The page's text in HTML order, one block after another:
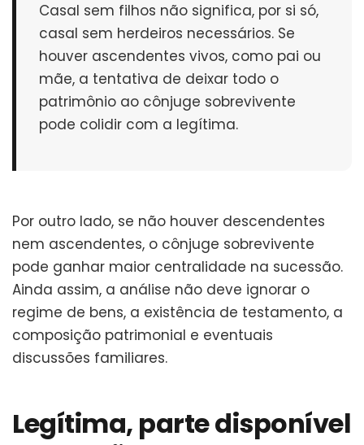
Casal sem filhos não significa, por si só,
casal sem herdeiros necessários. Se
houver ascendentes vivos, como pai ou
mãe, a tentativa de deixar todo o
patrimônio ao cônjuge sobrevivente
pode colidir com a legítima.
Por outro lado, se não houver descendentes
nem ascendentes, o cônjuge sobrevivente
pode ganhar maior centralidade na sucessão.
Ainda assim, a análise não deve ignorar o
regime de bens, a existência de testamento, a
composição patrimonial e eventuais
discussões familiares.
Legítima, parte disponível